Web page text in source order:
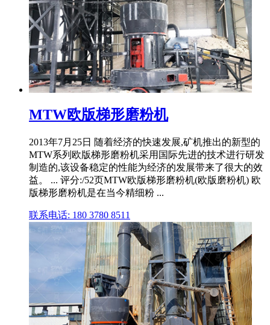
MTW欧版梯形磨粉机
2013年7月25日 随着经济的快速发展,矿机推出的新型的
MTW系列欧版梯形磨粉机采用国际先进的技术进行研发
制造的,该设备稳定的性能为经济的发展带来了很大的效
益。 ... 评分:/52页MTW欧版梯形磨粉机(欧版磨粉机) 欧
版梯形磨粉机是在当今精细粉 ...
联系电话: 180 3780 8511